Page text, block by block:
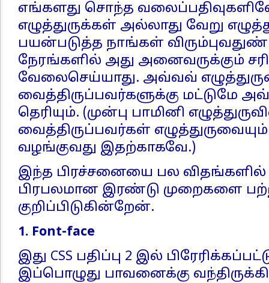
எங்களது சொந்த
எழுத்துருக்கள் அல்லாது வேறு
பயன்படுத்த நாங்கள்
நேரங்களில் அது அனைவருக்கும்
வேலைசெய்யாது. அவ்வவ்
வைத்திருப்பவர்களுக்கு மட்டுமே
தெரியும். (முன்பு பாமினி
வைத்திருப்பவர்கள்
வழங்குவது இதற்காகவே.)
இந்த பிரச்சனையை பல விதங்களில்
பிரபலமான இரண்டு முறைகளை
குறிப்பிடுகின்றேன்.
1. Font-face
இது CSS பதிப்பு 2 இல்
இப்பொழுது பாவனைக்கு